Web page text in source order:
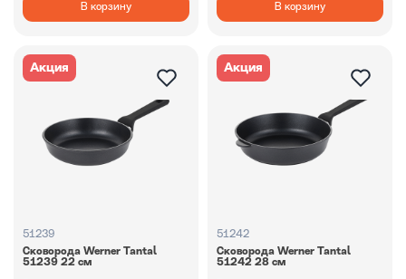
В корзину В корзину
Акция
51239
Сковорода Werner Tantal
51239 22 см
Акция
51242
Сковорода Werner Tantal
51242 28 см